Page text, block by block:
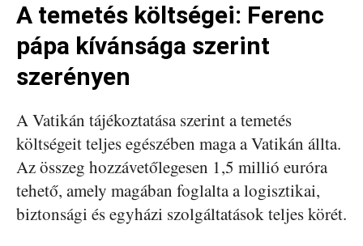
A temetés költségei: Ferenc
pápa kívánsága szerint
szerényen
A Vatikán tájékoztatása szerint a temetés
költségeit teljes egészében maga a Vatikán állta.
Az összeg hozzávetőlegesen 1,5 millió euróra
tehető, amely magában foglalta a logisztikai,
biztonsági és egyházi szolgáltatások teljes körét.